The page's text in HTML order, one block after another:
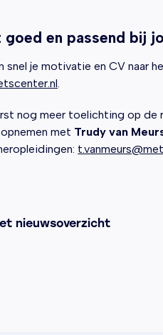
en passend bij
snel je motivatie en CV naar
.
nog meer toelichting op de
met Trudy van
nieuwsoverzicht